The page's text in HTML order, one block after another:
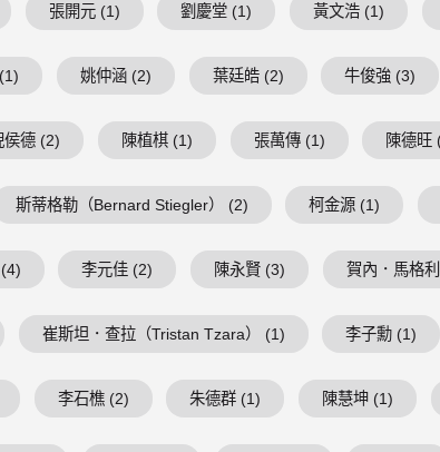
張開元 (1) 劉慶堂 (1) 黃文浩 (1)
姚仲涵 (2) 葉廷皓 (2) 牛俊強 (3)
侯德 (2) 陳植棋 (1) 張萬傳 (1) 陳德旺
斯蒂格勒（Bernard Stiegler） (2) 柯金源 (1)
李元佳 (2) 陳永賢 (3) 賀內．馬格
崔斯坦．查拉（Tristan Tzara） (1) 李子勳 (1)
李石樵 (2) 朱德群 (1) 陳慧坤 (1)